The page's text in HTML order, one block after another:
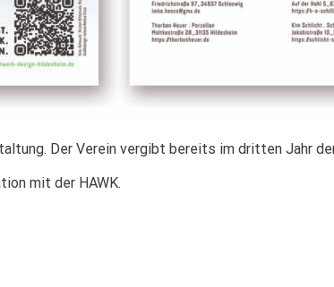
Der Verein vergibt bereits im dritten Jahr
mit der HAWK.